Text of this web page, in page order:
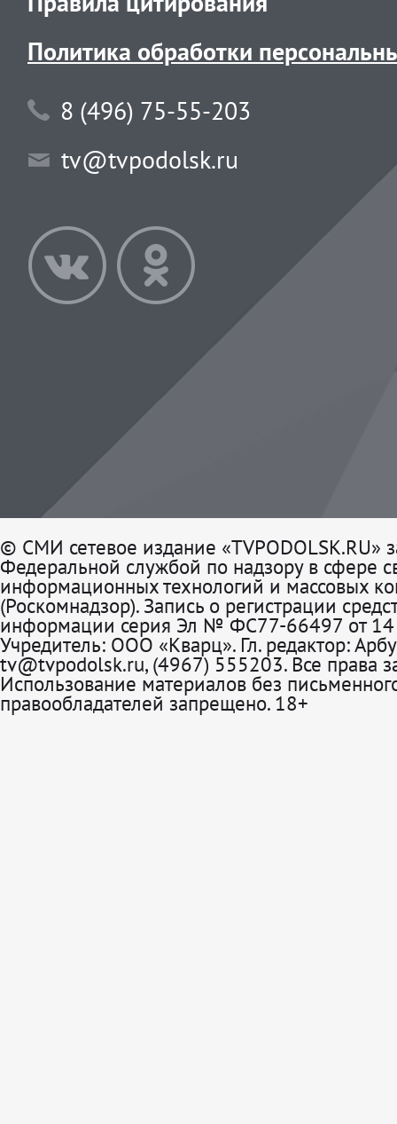
Политика обработки
8 (496) 75-55-203
tv@tvpodolsk.ru
© СМИ сетевое издание «TVPODOLSK.RU»
Федеральной службой по надзору в сфере
информационных технологий и массовых
(Роскомнадзор). Запись о регистрации
информации серия Эл № ФС77-66497 от 14
Учредитель: ООО «Кварц». Гл. редактор:
tv@tvpodolsk.ru, (4967) 555203. Все права
Использование материалов без
правообладателей запрещено. 18+